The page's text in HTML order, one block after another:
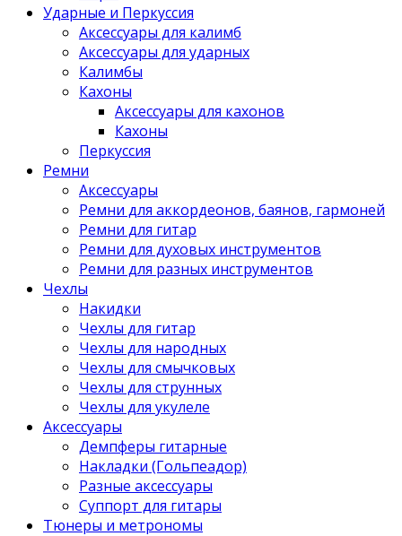
Ударные и Перкуссия
Аксессуары для калимб
Аксессуары для ударных
Калимбы
Кахоны
Аксессуары для кахонов
Кахоны
Перкуссия
Ремни
Аксессуары
Ремни для аккордеонов, баянов, гармоней
Ремни для гитар
Ремни для духовых инструментов
Ремни для разных инструментов
Чехлы
Накидки
Чехлы для гитар
Чехлы для народных
Чехлы для смычковых
Чехлы для струнных
Чехлы для укулеле
Аксессуары
Демпферы гитарные
Накладки (Гольпеадор)
Разные аксессуары
Суппорт для гитары
Тюнеры и метрономы